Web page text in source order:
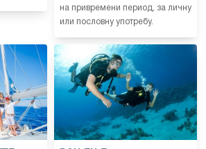
на привремени период, за личну
или пословну употребу.